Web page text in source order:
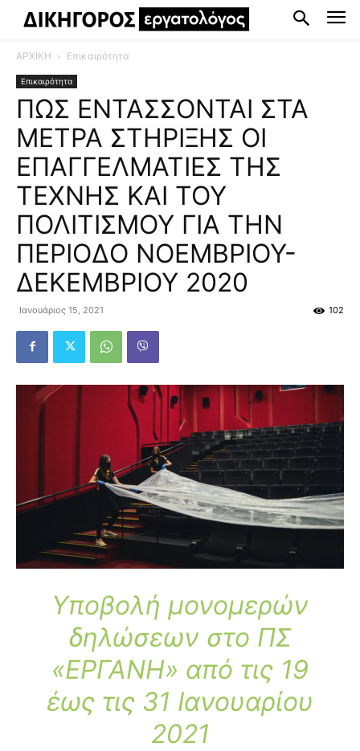
ΑΡΧΙΚΗ Επικαιρότητα
Επικαιρότητα
ΠΩΣ ΕΝΤΑΣΣΟΝΤΑΙ ΣΤΑ
ΜΕΤΡΑ ΣΤΗΡΙΞΗΣ ΟΙ
ΕΠΑΓΓΕΛΜΑΤΙΕΣ ΤΗΣ
ΤΕΧΝΗΣ ΚΑΙ ΤΟΥ
ΠΟΛΙΤΙΣΜΟΥ ΓΙΑ ΤΗΝ
ΠΕΡΙΟΔΟ ΝΟΕΜΒΡΙΟΥ-
ΔΕΚΕΜΒΡΙΟΥ 2020
Ιανουάριος 15, 2021 102
Υποβολή μονομερών
δηλώσεων στο ΠΣ
«ΕΡΓΑΝΗ» από τις 19
έως τις 31 Ιανουαρίου
2021